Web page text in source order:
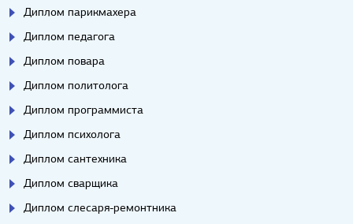
Диплом парикмахера
Диплом педагога
Диплом повара
Диплом политолога
Диплом программиста
Диплом психолога
Диплом сантехника
Диплом сварщика
Диплом слесаря-ремонтника